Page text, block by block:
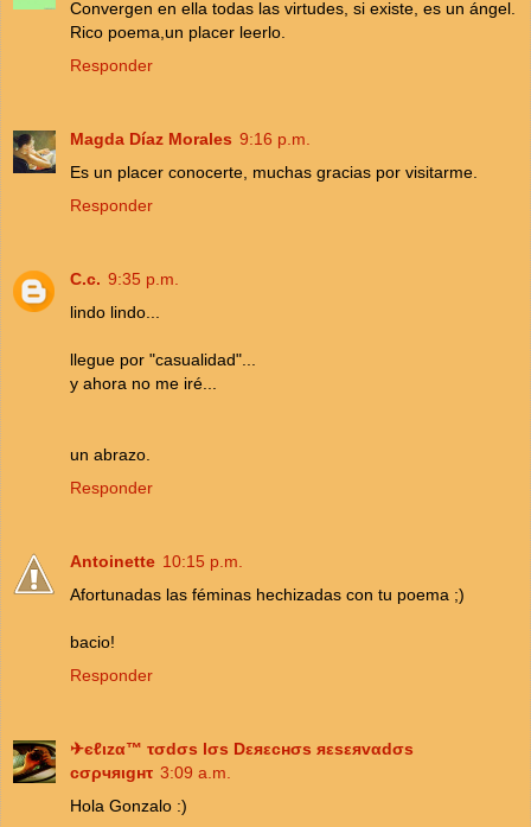
Convergen en ella todas las virtudes, si existe, es un ángel.
Rico poema,un placer leerlo.
Responder
Magda Díaz Morales 9:16 p.m.
Es un placer conocerte, muchas gracias por visitarme.
Responder
C.c. 9:35 p.m.
lindo lindo...
llegue por "casualidad"...
y ahora no me iré...
un abrazo.
Responder
Antoinette 10:15 p.m.
Afortunadas las féminas hechizadas con tu poema ;)
bacio!
Responder
✈єℓιzα™ τσdσs lσs Dεяεcнσs яεsεяvαdσs
cσρчяιgнτ 3:09 a.m.
Hola Gonzalo :)